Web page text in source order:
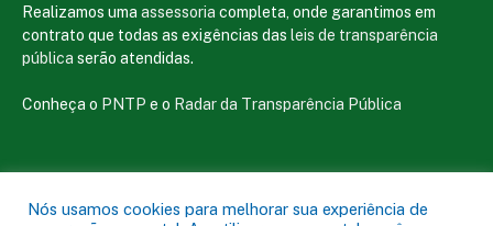
Realizamos uma assessoria completa, onde garantimos em
contrato que todas as exigências das leis de transparência
pública serão atendidas.
Conheça o PNTP e o Radar da Transparência Pública
Todos os direitos reservados a Câmara Municipal de Magalhães de
Nós usamos cookies para melhorar sua experiência de